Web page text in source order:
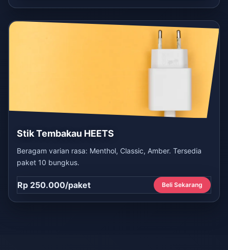
Stik Tembakau HEETS
Beragam varian rasa: Menthol, Classic, Amber. Tersedia
paket 10 bungkus.
Rp 250.000/paket Beli Sekarang